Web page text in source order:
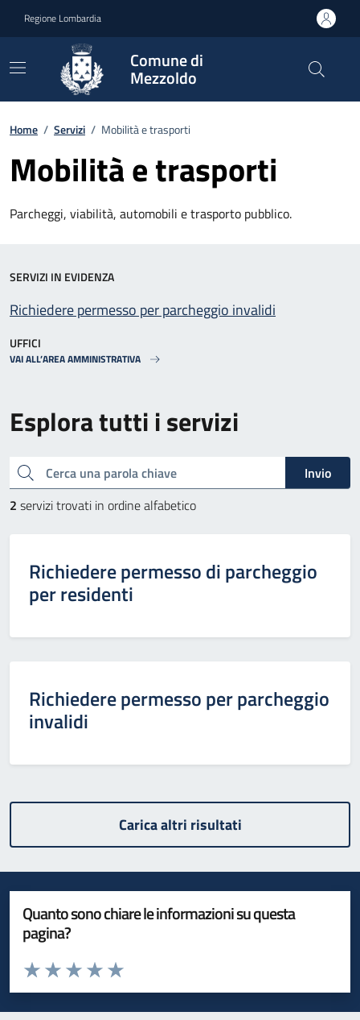
Regione Lombardia
Comune di
Mezzoldo
Home / Servizi / Mobilità e trasporti
Mobilità e trasporti
Parcheggi, viabilità, automobili e trasporto pubblico.
Esplora tutti i servizi
Cerca una parola chiave
Invio
2 servizi trovati in ordine alfabetico
Richiedere permesso di parcheggio
per residenti
Richiedere permesso per parcheggio
invalidi
Carica altri risultati
SERVIZI IN EVIDENZA
Richiedere permesso per parcheggio invalidi
UFFICI
VAI ALL’AREA AMMINISTRATIVA
Quanto sono chiare le informazioni su questa
pagina?
Valuta da 1 a 5 stelle la pagina
Valuta 5 stelle su 5
Valuta 4 stelle su 5
Valuta 3 stelle su 5
Valuta 2 stelle su 5
Valuta 1 stelle su 5